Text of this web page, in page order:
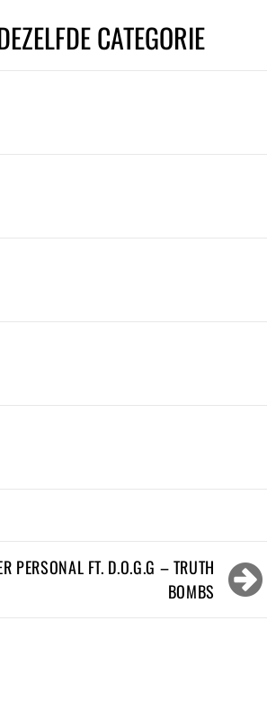
CATEGORIE
PERSONAL FT. D.O.G.G – TRUTH
BOMBS